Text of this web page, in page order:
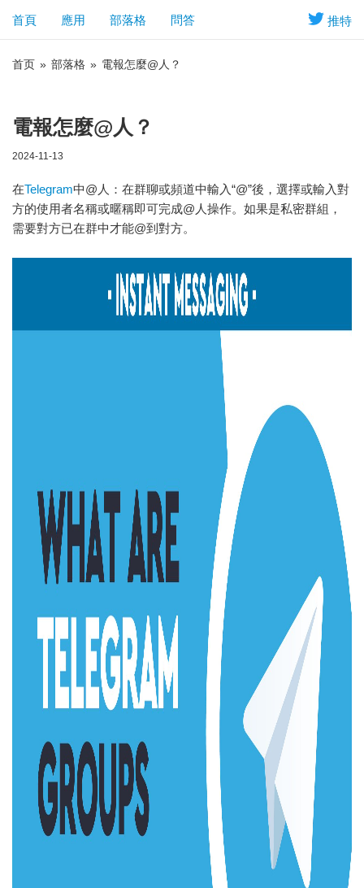
推特
首頁 應用 部落格 問答
首页 » 部落格 » 電報怎麼@人？
電報怎麼@人？
2024-11-13
在Telegram中@人：在群聊或頻道中輸入“@”後，選擇或輸入對
方的使用者名稱或暱稱即可完成@人操作。如果是私密群組，
需要對方已在群中才能@到對方。